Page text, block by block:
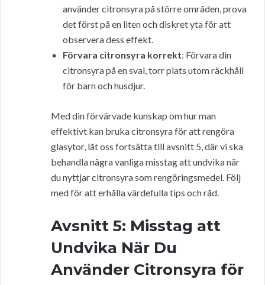
använder citronsyra på större områden, prova
det först på en liten och diskret yta för att
observera dess effekt.
Förvara citronsyra korrekt: Förvara din
citronsyra på en sval, torr plats utom räckhåll
för barn och husdjur.
Med din förvärvade kunskap om hur man
effektivt kan bruka citronsyra för att rengöra
glasytor, låt oss fortsätta till avsnitt 5, där vi ska
behandla några vanliga misstag att undvika när
du nyttjar citronsyra som rengöringsmedel. Följ
med för att erhålla värdefulla tips och råd.
Avsnitt 5: Misstag att
Undvika När Du
Använder Citronsyra för